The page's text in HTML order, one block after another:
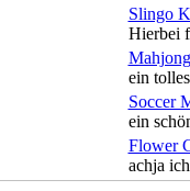
Slingo
Hierbei
ein
Soccer
ein
Flower
achja